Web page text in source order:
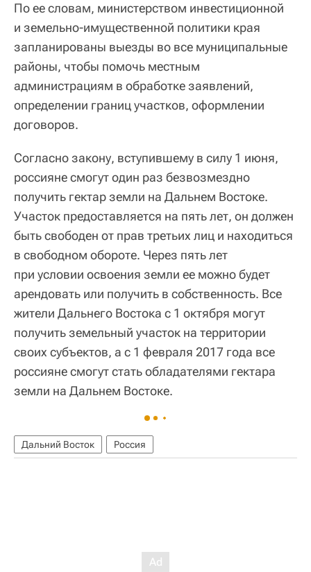
По ее словам, министерством инвестиционной
и земельно-имущественной политики края
запланированы выезды во все муниципальные
районы, чтобы помочь местным
администрациям в обработке заявлений,
определении границ участков, оформлении
договоров.
Согласно закону, вступившему в силу 1 июня,
россияне смогут один раз безвозмездно
получить гектар земли на Дальнем Востоке.
Участок предоставляется на пять лет, он должен
быть свободен от прав третьих лиц и находиться
в свободном обороте. Через пять лет
при условии освоения земли ее можно будет
арендовать или получить в собственность. Все
жители Дальнего Востока с 1 октября могут
получить земельный участок на территории
своих субъектов, а с 1 февраля 2017 года все
россияне смогут стать обладателями гектара
земли на Дальнем Востоке.
Дальний Восток Россия